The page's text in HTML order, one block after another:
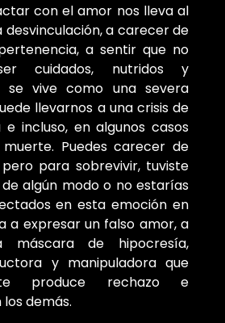
con el amor nos lleva al
desvinculación, a carecer de
a sentir que no
cuidados, nutridos y
se vive como una severa
llevarnos a una crisis de
incluso, en algunos casos
Puedes carecer de
para sobrevivir, tuviste
algún modo o no estarías
en esta emoción en
a expresar un falso amor, a
máscara de hipocresía,
y manipuladora que
produce rechazo e
demás.